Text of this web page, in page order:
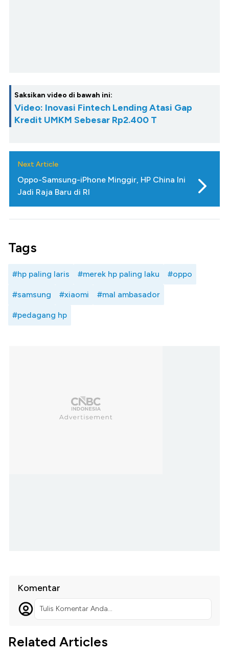
Saksikan video di bawah ini:
Video: Inovasi Fintech Lending Atasi Gap
Kredit UMKM Sebesar Rp2.400 T
Next Article
Oppo-Samsung-iPhone Minggir, HP China Ini
Jadi Raja Baru di RI
Tags
#hp paling laris #merek hp paling laku #oppo
#samsung #xiaomi #mal ambasador
#pedagang hp
Komentar
Tulis Komentar Anda...
Related Articles